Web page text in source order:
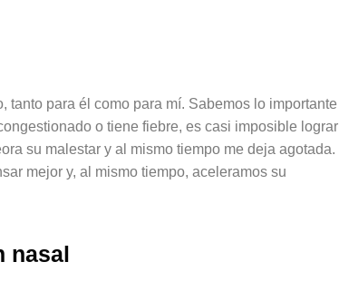
tanto para él como para mí. Sabemos lo importante
o tiene fiebre, es casi imposible lograr
su malestar y al mismo tiempo me deja agotada.
mejor y, al mismo tiempo, aceleramos su
nasal